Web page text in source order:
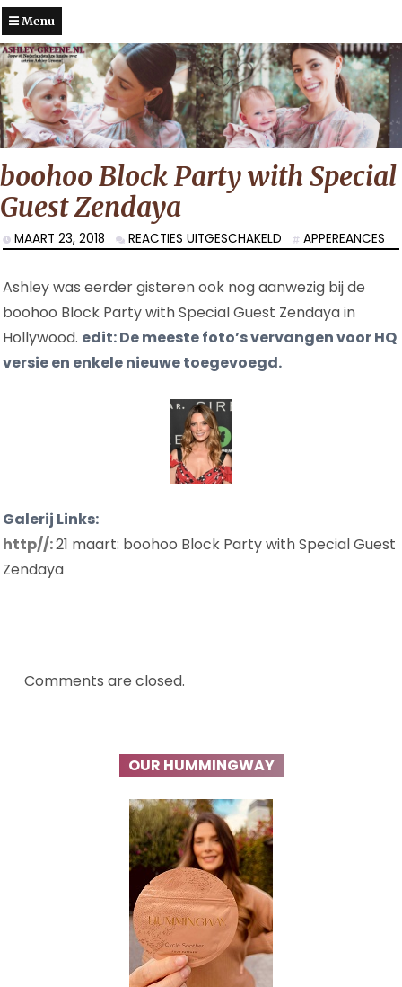
Menu
boohoo Block Party with Special
Guest Zendaya
MAART 23, 2018 REACTIES UITGESCHAKELD VOOR
BOOHOO
PARTY
WITH
GUEST
ZENDAYA
APPEREANCES
Ashley was eerder gisteren ook nog aanwezig bij de
boohoo Block Party with Special Guest Zendaya in
Hollywood. edit: De meeste foto’s vervangen voor HQ
versie en enkele nieuwe toegevoegd.
Galerij Links:
http//:21 maart: boohoo Block Party with Special Guest
Zendaya
Comments are closed.
OUR HUMMINGWAY